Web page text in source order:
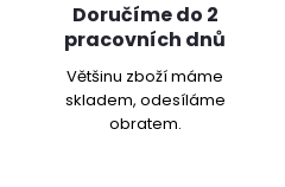
Doručíme do 2
pracovních dnů
Většinu zboží máme
skladem, odesíláme
obratem.